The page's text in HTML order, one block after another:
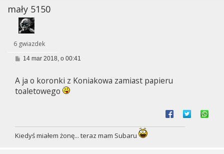
mały 5150
6 gwiazdek
P14 mar 2018, o 00:41
A ja o koronki z Koniakowa zamiast papieru
toaletowego
Kiedyś miałem żonę... teraz mam Subaru